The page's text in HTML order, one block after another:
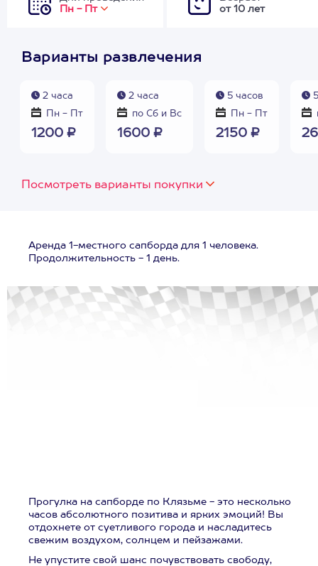
Пн - Пт
от 10 лет
Варианты развлечения
2 часа
Пн - Пт
1200 ₽
2 часа
по Сб и Вс
1600 ₽
5 часов
Пн - Пт
2150 ₽
Посмотреть варианты покупки
Аренда 1-местного сапборда для 1 человека.
Продолжительность - 1 день.
Прогулка на сапборде по Клязьме - это несколько
часов абсолютного позитива и ярких эмоций! Вы
отдохнете от суетливого города и насладитесь
свежим воздухом, солнцем и пейзажами.
Не упустите свой шанс почувствовать свободу,